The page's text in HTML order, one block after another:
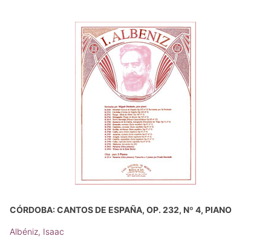
CÓRDOBA: CANTOS DE ESPAÑA, OP. 232, Nº 4, PIANO
Albéniz, Isaac